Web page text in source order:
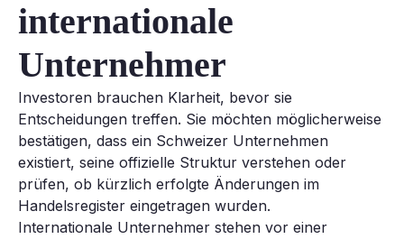
internationale
Unternehmer
Investoren brauchen Klarheit, bevor sie
Entscheidungen treffen. Sie möchten möglicherweise
bestätigen, dass ein Schweizer Unternehmen
existiert, seine offizielle Struktur verstehen oder
prüfen, ob kürzlich erfolgte Änderungen im
Handelsregister eingetragen wurden.
Internationale Unternehmer stehen vor einer